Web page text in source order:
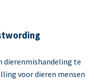
dierenmishandeling te
voor dieren mensen